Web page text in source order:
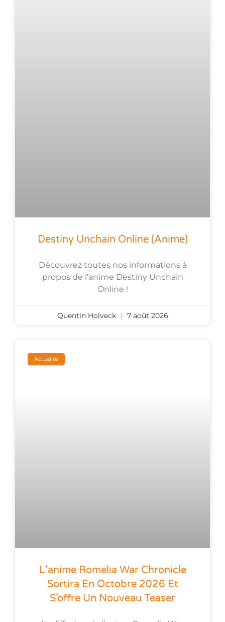
Destiny Unchain Online (anime)
Découvrez toutes nos informations à
propos de l’anime Destiny Unchain
Online !
Quentin Holveck 7 août 2026
Actualité
L’anime Romelia War Chronicle
Sortira En Octobre 2026 Et
S’offre Un Nouveau Teaser